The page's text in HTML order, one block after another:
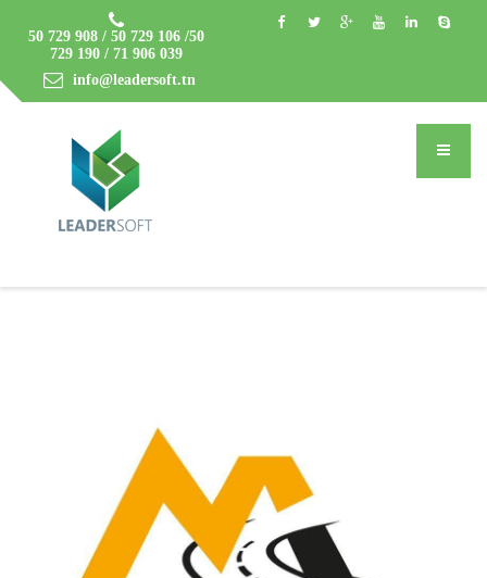
50 729 908 / 50 729 106 /50
729 190 / 71 906 039
info@leadersoft.tn